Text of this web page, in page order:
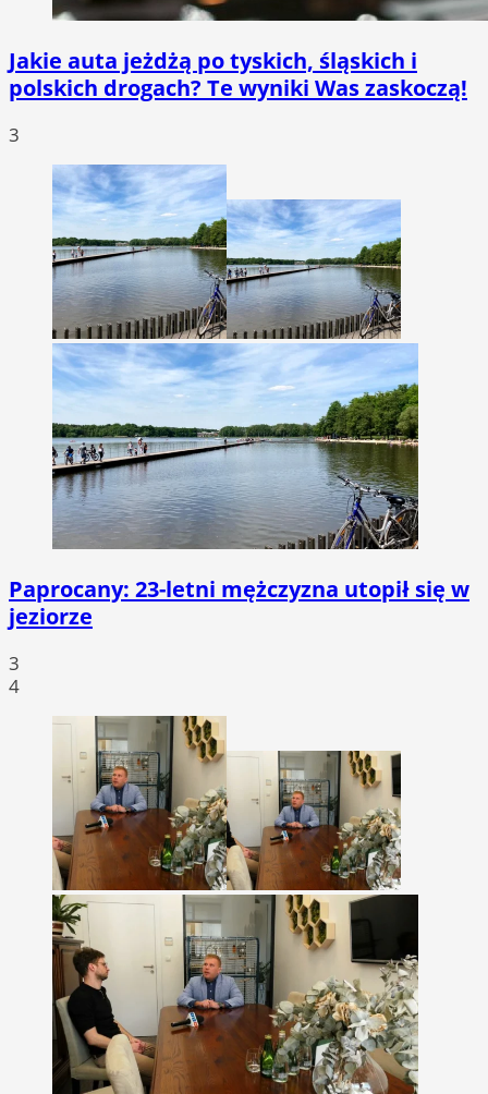
Jakie auta jeżdżą po tyskich, śląskich i
polskich drogach? Te wyniki Was zaskoczą!
3
Paprocany: 23-letni mężczyzna utopił się w
jeziorze
3
4